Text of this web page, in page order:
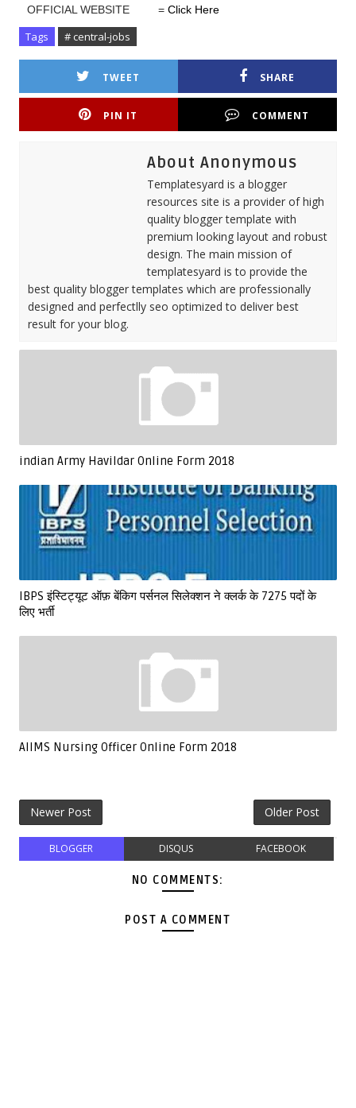
OFFICIAL WEBSITE = Click Here
Tags # central-jobs
TWEET SHARE
PIN IT COMMENT
About Anonymous
Templatesyard is a blogger
resources site is a provider of high
quality blogger template with
premium looking layout and robust
design. The main mission of
templatesyard is to provide the
best quality blogger templates which are professionally
designed and perfectlly seo optimized to deliver best
result for your blog.
indian Army Havildar Online Form 2018
IBPS इंस्टिट्यूट ऑफ़ बेंकिग पर्सनल सिलेक्शन ने क्लर्क के 7275 पदों के
लिए भर्ती
AIIMS Nursing Officer Online Form 2018
Newer Post Older Post
BLOGGER DISQUS FACEBOOK
NO COMMENTS:
POST A COMMENT